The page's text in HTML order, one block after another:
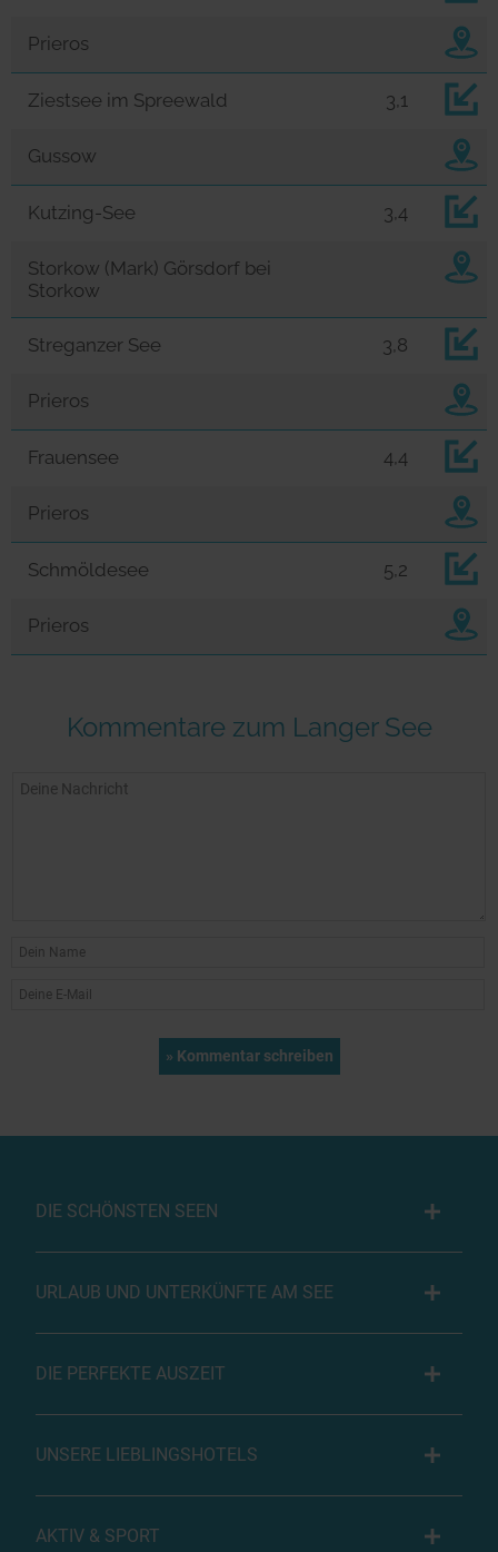
Prieros
Ziestsee im Spreewald 3,1
Gussow
Kutzing-See 3,4
Storkow (Mark) Görsdorf bei
Storkow
Streganzer See 3,8
Prieros
Frauensee 4,4
Prieros
Schmöldesee 5,2
Prieros
Kommentare zum Langer See
DIE SCHÖNSTEN SEEN
URLAUB UND UNTERKÜNFTE AM SEE
DIE PERFEKTE AUSZEIT
UNSERE LIEBLINGSHOTELS
AKTIV & SPORT